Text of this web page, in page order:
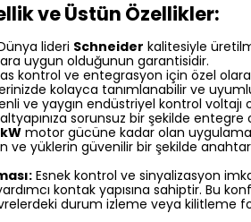
ve Üstün Özellikler:
lideri Schneider kalitesiyle
uygun olduğunun garantisidir.
kontrol ve entegrasyon için özel
kolayca tanımlanabilir ve
ve yaygın endüstriyel kontrol voltajı
sorunsuz bir şekilde entegre
motor gücüne kadar olan
ve yüklerin güvenilir bir şekilde
Esnek kontrol ve sinyalizasyon
kontak yapısına sahiptir. Bu
durum izleme veya kilitleme